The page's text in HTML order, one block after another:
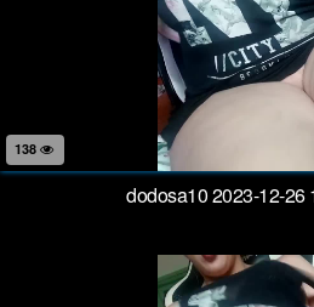
dodosa10 2023-12-26